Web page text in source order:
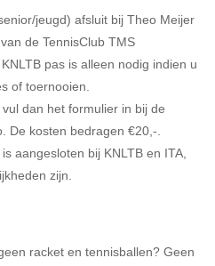
jeugd) afsluit bij Theo Meijer
de TennisClub TMS
pas is alleen nodig indien u
of toernooien.
dan het formulier in bij de
De kosten bedragen €20,-.
aangesloten bij KNLTB en ITA,
zijn.
racket en tennisballen? Geen